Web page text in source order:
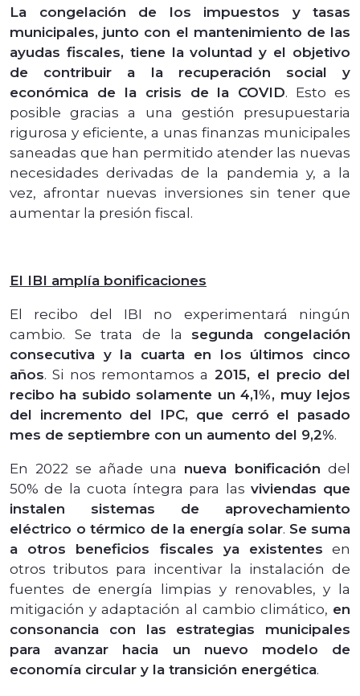
La congelación de los impuestos y tasas
municipales, junto con el mantenimiento de las
ayudas fiscales, tiene la voluntad y el objetivo
de contribuir a la recuperación social y
económica de la crisis de la COVID. Esto es
posible gracias a una gestión presupuestaria
rigurosa y eficiente, a unas finanzas municipales
saneadas que han permitido atender las nuevas
necesidades derivadas de la pandemia y, a la
vez, afrontar nuevas inversiones sin tener que
aumentar la presión fiscal.
El IBI amplía bonificaciones
El recibo del IBI no experimentará ningún
cambio. Se trata de la segunda congelación
consecutiva y la cuarta en los últimos cinco
años. Si nos remontamos a 2015, el precio del
recibo ha subido solamente un 4,1%, muy lejos
del incremento del IPC, que cerró el pasado
mes de septiembre con un aumento del 9,2%.
En 2022 se añade una nueva bonificación del
50% de la cuota íntegra para las viviendas que
instalen sistemas de aprovechamiento
eléctrico o térmico de la energía solar. Se suma
a otros beneficios fiscales ya existentes en
otros tributos para incentivar la instalación de
fuentes de energía limpias y renovables, y la
mitigación y adaptación al cambio climático, en
consonancia con las estrategias municipales
para avanzar hacia un nuevo modelo de
economía circular y la transición energética.